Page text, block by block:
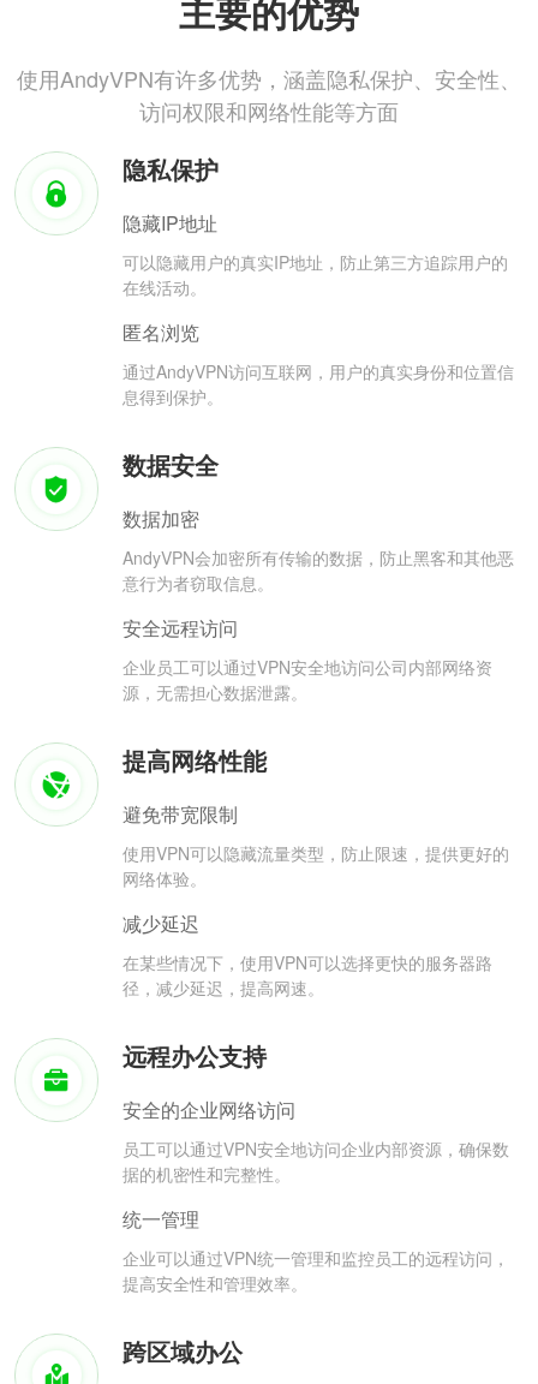
主要的优势
使用AndyVPN有许多优势，涵盖隐私保护、安全性、
访问权限和网络性能等方面
隐私保护
隐藏IP地址
可以隐藏用户的真实IP地址，防止第三方追踪用户的
在线活动。
匿名浏览
通过AndyVPN访问互联网，用户的真实身份和位置信
息得到保护。
数据安全
数据加密
AndyVPN会加密所有传输的数据，防止黑客和其他恶
意行为者窃取信息。
安全远程访问
企业员工可以通过VPN安全地访问公司内部网络资
源，无需担心数据泄露。
提高网络性能
避免带宽限制
使用VPN可以隐藏流量类型，防止限速，提供更好的
网络体验。
减少延迟
在某些情况下，使用VPN可以选择更快的服务器路
径，减少延迟，提高网速。
远程办公支持
安全的企业网络访问
员工可以通过VPN安全地访问企业内部资源，确保数
据的机密性和完整性。
统一管理
企业可以通过VPN统一管理和监控员工的远程访问，
提高安全性和管理效率。
跨区域办公